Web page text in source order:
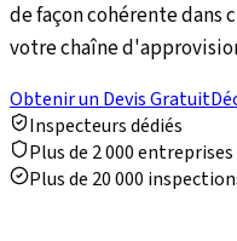
de façon cohérente dans
votre chaîne
Obtenir un Devis Gratuit
Inspecteurs dédiés
Plus de 2 000
Plus de 20 000